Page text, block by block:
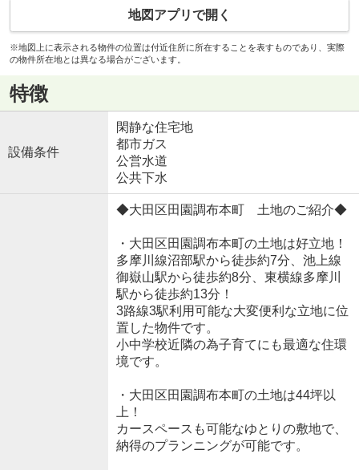
地図アプリで開く
※地図上に表示される物件の位置は付近住所に所在することを表すものであり、実際
の物件所在地とは異なる場合がございます。
特徴
設備条件
閑静な住宅地
都市ガス
公営水道
公共下水
◆大田区田園調布本町 土地のご紹介◆
・大田区田園調布本町の土地は好立地！
多摩川線沼部駅から徒歩約7分、池上線
御嶽山駅から徒歩約8分、東横線多摩川
駅から徒歩約13分！
3路線3駅利用可能な大変便利な立地に位
置した物件です。
小中学校近隣の為子育てにも最適な住環
境です。
・大田区田園調布本町の土地は44坪以
上！
カースペースも可能なゆとりの敷地で、
納得のプランニングが可能です。